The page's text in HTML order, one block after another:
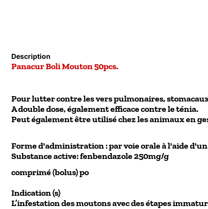
Description
Panacur Boli Mouton 50pcs.
Pour lutter contre les vers pulmonaires,
A double dose, également efficace contre le ténia.
Peut également être utilisé chez les animaux en
Forme d'administration :par voie orale à l'aide
Substance active: fenbendazole 250mg/g
comprimé (bolus) po
Indication (s)
L’infestation des moutons avec des étapes